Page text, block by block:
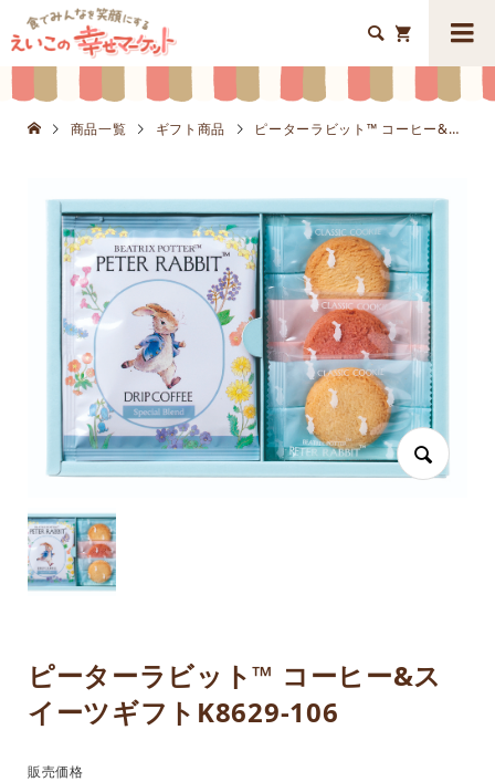


商品一覧 ギフト商品 ピーターラビット™ コーヒー&スイーツギフトK8629-106
ピーターラビット™ コーヒー&ス
イーツギフトK8629-106
販売価格